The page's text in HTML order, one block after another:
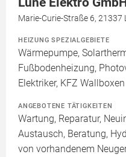
Marie-Curie-Straße 6, 21337
HEIZUNG SPEZIALGEBIETE
Wärmepumpe,
Fußbodenheizung,
Elektriker, KFZ Wallboxen
ANGEBOTENE TÄTIGKEITEN
Wartung, Reparatur,
Austausch, Beratung,
von vorhandenem